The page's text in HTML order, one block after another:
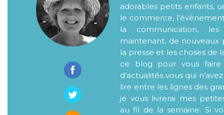
adorables petits enfants,
le commerce,
la communication,
maintenant, de nouveaux
la presse et les choses de
ce blog pour vous faire
d’actualités..vous qui
lire entre les lignes des
je vous livrerai mes
au fil de la semaine. Si